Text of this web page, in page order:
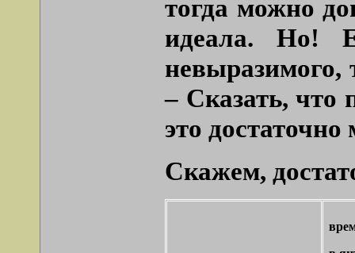
тогда можно
идеала. Но!
невыразимого,
– Сказать, что
это
Скажем,